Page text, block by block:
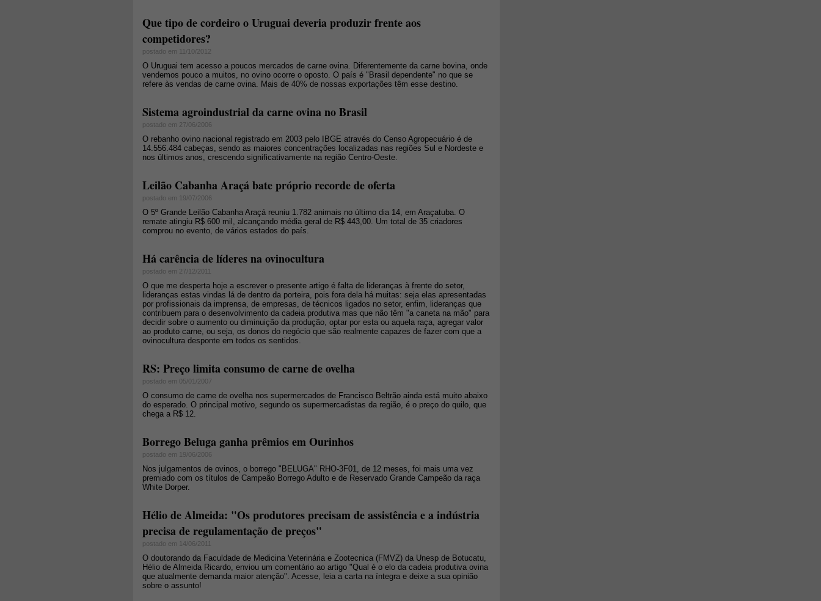
Que tipo de cordeiro o Uruguai deveria produzir frente aos
competidores?
postado em 11/10/2012
O Uruguai tem acesso a poucos mercados de carne ovina. Diferentemente da carne bovina, onde
vendemos pouco a muitos, no ovino ocorre o oposto. O país é "Brasil dependente" no que se
refere às vendas de carne ovina. Mais de 40% de nossas exportações têm esse destino.
Sistema agroindustrial da carne ovina no Brasil
postado em 27/06/2006
O rebanho ovino nacional registrado em 2003 pelo IBGE através do Censo Agropecuário é de
14.556.484 cabeças, sendo as maiores concentrações localizadas nas regiões Sul e Nordeste e
nos últimos anos, crescendo significativamente na região Centro-Oeste.
Leilão Cabanha Araçá bate próprio recorde de oferta
postado em 19/07/2006
O 5º Grande Leilão Cabanha Araçá reuniu 1.782 animais no último dia 14, em Araçatuba. O
remate atingiu R$ 600 mil, alcançando média geral de R$ 443,00. Um total de 35 criadores
comprou no evento, de vários estados do país.
Há carência de líderes na ovinocultura
postado em 27/12/2011
O que me desperta hoje a escrever o presente artigo é falta de lideranças à frente do setor,
lideranças estas vindas lá de dentro da porteira, pois fora dela há muitas: seja elas apresentadas
por profissionais da imprensa, de empresas, de técnicos ligados no setor, enfim, lideranças que
contribuem para o desenvolvimento da cadeia produtiva mas que não têm "a caneta na mão" para
decidir sobre o aumento ou diminuição da produção, optar por esta ou aquela raça, agregar valor
ao produto carne, ou seja, os donos do negócio que são realmente capazes de fazer com que a
ovinocultura desponte em todos os sentidos.
RS: Preço limita consumo de carne de ovelha
postado em 05/01/2007
O consumo de carne de ovelha nos supermercados de Francisco Beltrão ainda está muito abaixo
do esperado. O principal motivo, segundo os supermercadistas da região, é o preço do quilo, que
chega a R$ 12.
Borrego Beluga ganha prêmios em Ourinhos
postado em 19/06/2006
Nos julgamentos de ovinos, o borrego "BELUGA" RHO-3F01, de 12 meses, foi mais uma vez
premiado com os títulos de Campeão Borrego Adulto e de Reservado Grande Campeão da raça
White Dorper.
Hélio de Almeida: "Os produtores precisam de assistência e a indústria
precisa de regulamentação de preços"
postado em 14/06/2011
O doutorando da Faculdade de Medicina Veterinária e Zootecnica (FMVZ) da Unesp de Botucatu,
Hélio de Almeida Ricardo, enviou um comentário ao artigo "Qual é o elo da cadeia produtiva ovina
que atualmente demanda maior atenção". Acesse, leia a carta na íntegra e deixe a sua opinião
sobre o assunto!